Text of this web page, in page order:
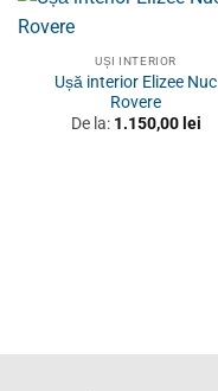
UȘI INTERIOR
Ușă interior Elizee Nuc
Rovere
De la: 1.150,00 lei